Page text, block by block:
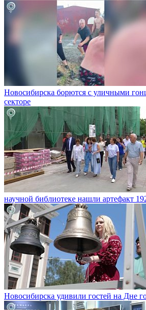
Новосибирска борются с уличными
секторе
научной библиотеке нашли артефакт
Новосибирска удивили гостей на Дне